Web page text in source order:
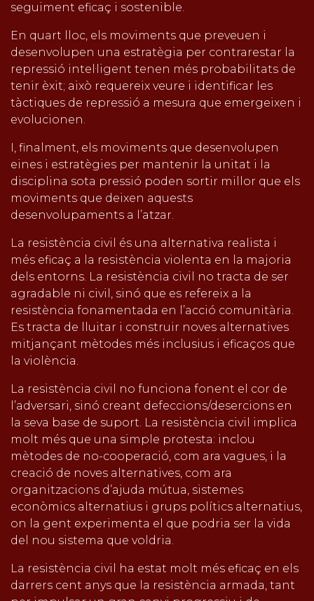
seguiment eficaç i sostenible.
En quart lloc, els moviments que preveuen i
desenvolupen una estratègia per contrarestar la
repressió intel·ligent tenen més probabilitats de
tenir èxit; això requereix veure i identificar les
tàctiques de repressió a mesura que emergeixen i
evolucionen.
I, finalment, els moviments que desenvolupen
eines i estratègies per mantenir la unitat i la
disciplina sota pressió poden sortir millor que els
moviments que deixen aquests
desenvolupaments a l’atzar.
La resistència civil és una alternativa realista i
més eficaç a la resistència violenta en la majoria
dels entorns. La resistència civil no tracta de ser
agradable ni civil, sinó que es refereix a la
resistència fonamentada en l’acció comunitària.
Es tracta de lluitar i construir noves alternatives
mitjançant mètodes més inclusius i eficaços que
la violència.
La resistència civil no funciona fonent el cor de
l’adversari, sinó creant defeccions/desercions en
la seva base de suport. La resistència civil implica
molt més que una simple protesta: inclou
mètodes de no-cooperació, com ara vagues, i la
creació de noves alternatives, com ara
organitzacions d’ajuda mútua, sistemes
econòmics alternatius i grups polítics alternatius,
on la gent experimenta el que podria ser la vida
del nou sistema que voldria.
La resistència civil ha estat molt més eficaç en els
darrers cent anys que la resistència armada, tant